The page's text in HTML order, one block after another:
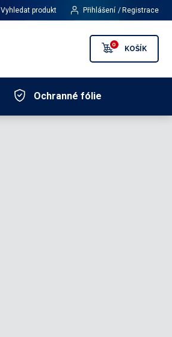
Vyhledat produkt Přihlášení Registrace
0 KOŠÍK
Ochranné fólie